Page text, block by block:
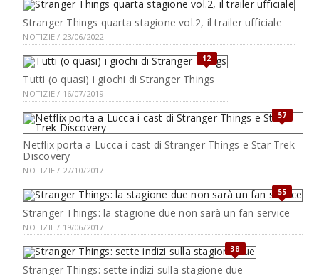
Stranger Things quarta stagione vol.2, il trailer ufficiale
NOTIZIE / 23/06/2022
12
Tutti (o quasi) i giochi di Stranger Things
NOTIZIE / 16/07/2019
57
Netflix porta a Lucca i cast di Stranger Things e Star Trek
Discovery
NOTIZIE / 27/10/2017
55
Stranger Things: la stagione due non sarà un fan service
NOTIZIE / 19/06/2017
38
Stranger Things: sette indizi sulla stagione due